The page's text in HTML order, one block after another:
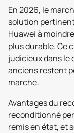
En 2026, le
solution
Huawei à
plus durable. Ce
judicieux dans le
anciens restent
marché.
Avantages du
reconditionné
remis en état, et